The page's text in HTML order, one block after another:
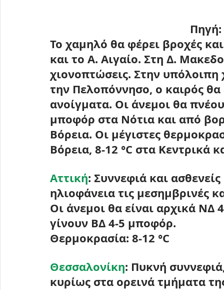
Το χαμηλό θα φέρει βροχές
και το Α. Αιγαίο. Στη Δ.
χιονοπτώσεις. Στην
την Πελοπόννησο, ο καιρός
ανοίγματα. Οι άνεμοι θα
μποφόρ στα Νότια και από
Βόρεια. Οι μέγιστες
Βόρεια, 8-12 °C στα Κεντρικά
Αττική: Συννεφιά και
ηλιοφάνεια τις μεσημβρινές
Οι άνεμοι θα είναι αρχικά
γίνουν ΒΔ 4-5 μποφόρ.
Θερμοκρασία: 8-12 °C
Θεσσαλονίκη: Πυκνή
κυρίως στα ορεινά τμήματα